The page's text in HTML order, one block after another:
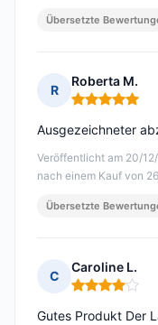
Übersetzte
R
Roberta M.
Hinweis: 5
Veröffentlicht am 20/
nach einem Kauf von
Ausgezeichneter
Übersetzte
C
Caroline L.
Hinweis: 4
Gutes Produkt Der